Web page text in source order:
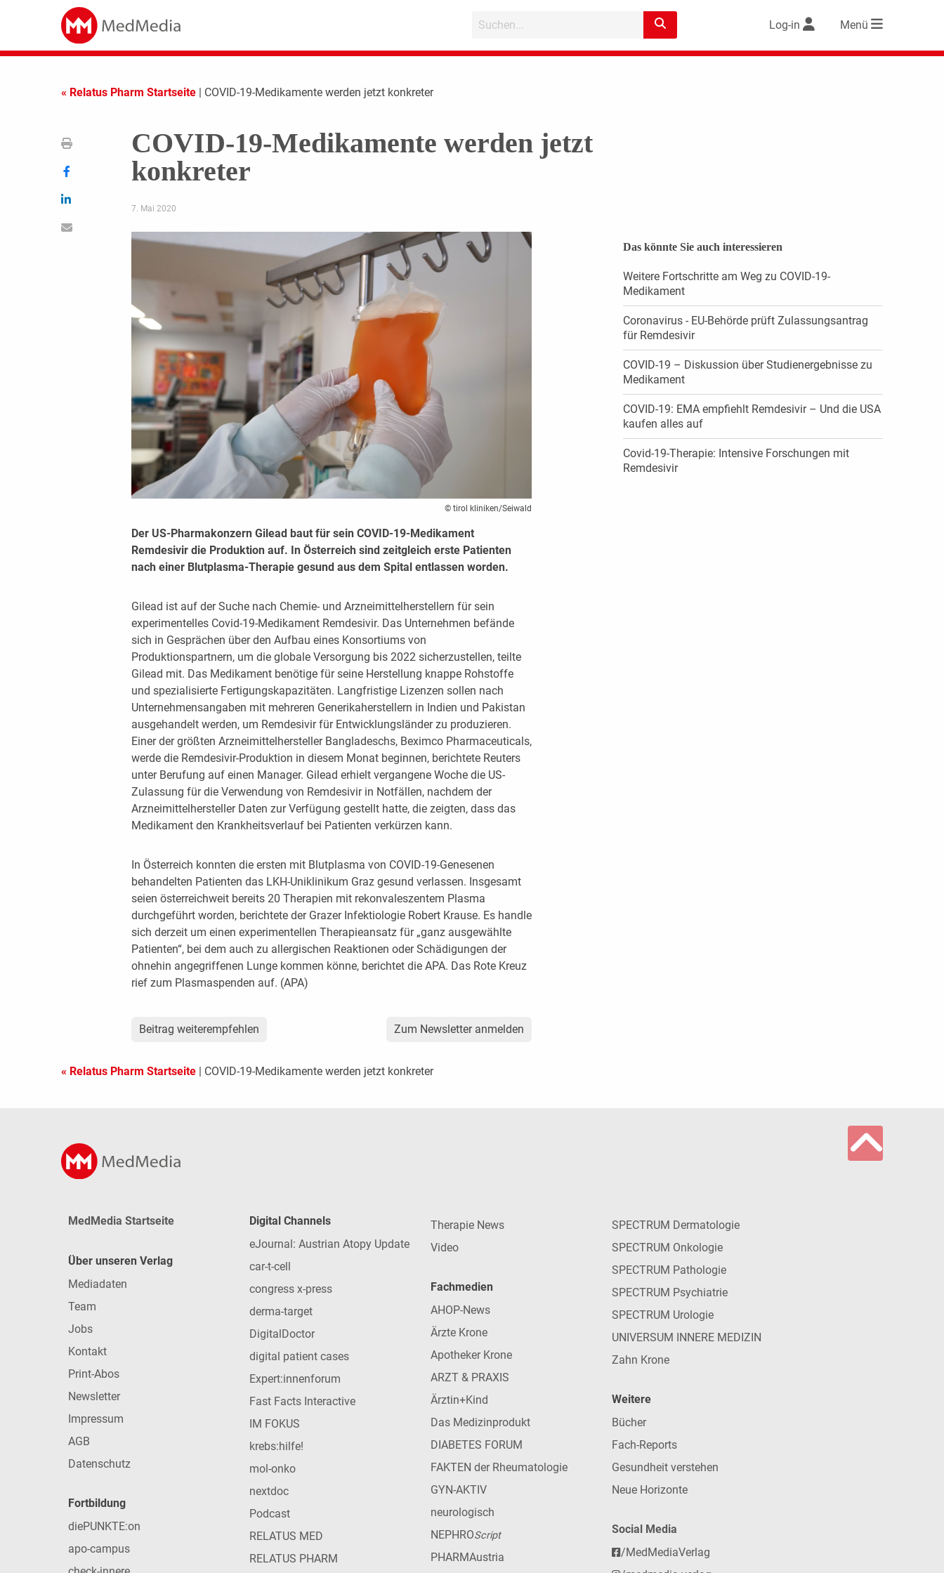
Log-in Menü
« Relatus Pharm Startseite | COVID-19-Medikamente werden jetzt konkreter
COVID-19-Medikamente werden jetzt
konkreter
7. Mai 2020
© tirol kliniken/Seiwald
Der US-Pharmakonzern Gilead baut für sein COVID-19-Medikament
Remdesivir die Produktion auf. In Österreich sind zeitgleich erste Patienten
nach einer Blutplasma-Therapie gesund aus dem Spital entlassen worden.
Gilead ist auf der Suche nach Chemie- und Arzneimittelherstellern für sein
experimentelles Covid-19-Medikament Remdesivir. Das Unternehmen befände
sich in Gesprächen über den Aufbau eines Konsortiums von
Produktionspartnern, um die globale Versorgung bis 2022 sicherzustellen, teilte
Gilead mit. Das Medikament benötige für seine Herstellung knappe Rohstoffe
und spezialisierte Fertigungskapazitäten. Langfristige Lizenzen sollen nach
Unternehmensangaben mit mehreren Generikaherstellern in Indien und Pakistan
ausgehandelt werden, um Remdesivir für Entwicklungsländer zu produzieren.
Einer der größten Arzneimittelhersteller Bangladeschs, Beximco Pharmaceuticals,
werde die Remdesivir-Produktion in diesem Monat beginnen, berichtete Reuters
unter Berufung auf einen Manager. Gilead erhielt vergangene Woche die US-
Zulassung für die Verwendung von Remdesivir in Notfällen, nachdem der
Arzneimittelhersteller Daten zur Verfügung gestellt hatte, die zeigten, dass das
Medikament den Krankheitsverlauf bei Patienten verkürzen kann.
In Österreich konnten die ersten mit Blutplasma von COVID-19-Genesenen
behandelten Patienten das LKH-Uniklinikum Graz gesund verlassen. Insgesamt
seien österreichweit bereits 20 Therapien mit rekonvaleszentem Plasma
durchgeführt worden, berichtete der Grazer Infektiologie Robert Krause. Es handle
sich derzeit um einen experimentellen Therapieansatz für „ganz ausgewählte
Patienten“, bei dem auch zu allergischen Reaktionen oder Schädigungen der
ohnehin angegriffenen Lunge kommen könne, berichtet die APA. Das Rote Kreuz
rief zum Plasmaspenden auf. (APA)
Beitrag weiterempfehlen Zum Newsletter anmelden
Das könnte Sie auch interessieren
Weitere Fortschritte am Weg zu COVID-19-
Medikament
Coronavirus - EU-Behörde prüft Zulassungsantrag
für Remdesivir
COVID-19 – Diskussion über Studienergebnisse zu
Medikament
COVID-19: EMA empfiehlt Remdesivir – Und die USA
kaufen alles auf
Covid-19-Therapie: Intensive Forschungen mit
Remdesivir
« Relatus Pharm Startseite | COVID-19-Medikamente werden jetzt konkreter
MedMedia Startseite
Über unseren Verlag
Mediadaten
Team
Jobs
Kontakt
Print-Abos
Newsletter
Impressum
AGB
Datenschutz
Fortbildung
diePUNKTE:on
apo-campus
Digital Channels
eJournal: Austrian Atopy Update
car-t-cell
congress x-press
derma-target
DigitalDoctor
digital patient cases
Expert:innenforum
Fast Facts Interactive
IM FOKUS
krebs:hilfe!
mol-onko
nextdoc
Podcast
RELATUS MED
RELATUS PHARM
Therapie News
Video
Fachmedien
AHOP-News
Ärzte Krone
Apotheker Krone
ARZT & PRAXIS
Ärztin+Kind
Das Medizinprodukt
DIABETES FORUM
FAKTEN der Rheumatologie
GYN-AKTIV
neurologisch
NEPHROScript
PHARMAustria
SPECTRUM Dermatologie
SPECTRUM Onkologie
SPECTRUM Pathologie
SPECTRUM Psychiatrie
SPECTRUM Urologie
UNIVERSUM INNERE MEDIZIN
Zahn Krone
Weitere
Bücher
Fach-Reports
Gesundheit verstehen
Neue Horizonte
Social Media
/MedMediaVerlag